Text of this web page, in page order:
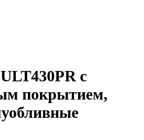
с
покрытием,